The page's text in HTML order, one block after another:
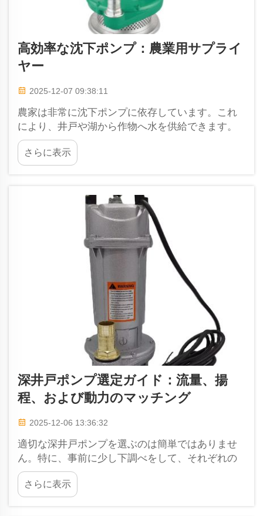
高効率な沈下ポンプ：農業用サプライ
ヤー
2025-12-07 09:38:11
農家は非常に沈下ポンプに依存しています。これ
により、井戸や湖から作物へ水を供給できます。
このポンプの性能が良ければ、効率よく動作し、
エネルギー消費も抑えられます。その結果、農家
はお金と水の両方を節約できることは非常に重要
さらに表示
深井戸ポンプ選定ガイド：流量、揚
程、および動力のマッチング
2025-12-06 13:36:32
適切な深井戸ポンプを選ぶのは簡単ではありませ
ん。特に、事前に少し下調べをして、それぞれの
ポンプの特徴を調べる必要がある場合なおさらで
す。正しいポンプを選ぶには、プールからどれだ
けの水量を排出したいか、またそれをどの高さま
さらに表示